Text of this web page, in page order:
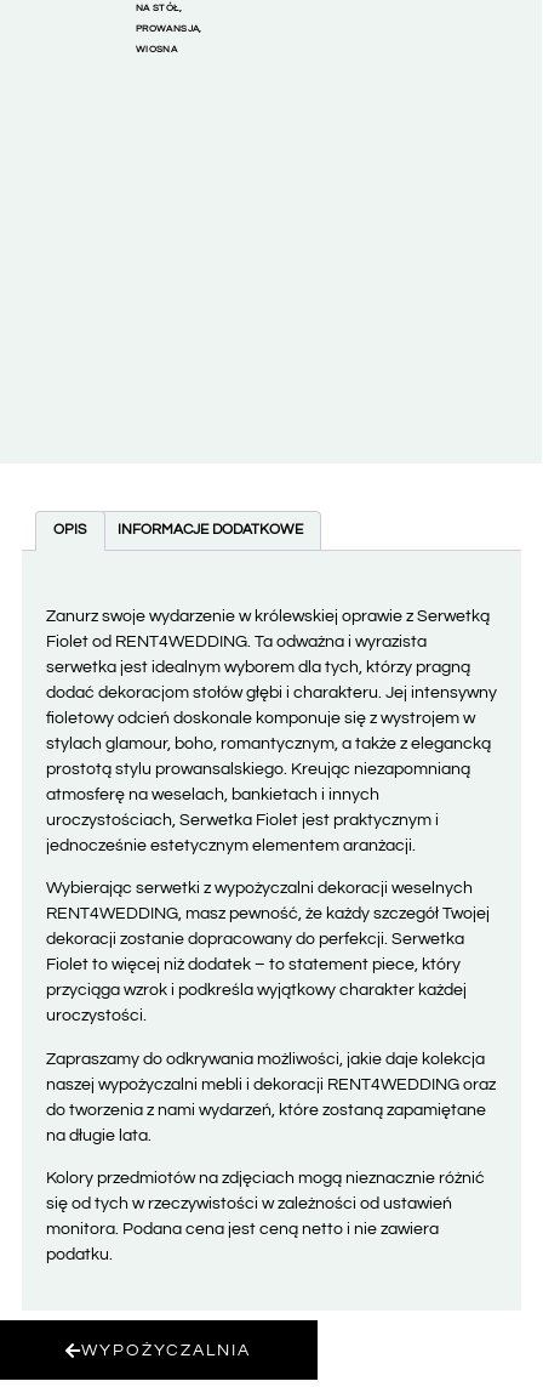
NA STÓŁ,
PROWANSJA,
WIOSNA
OPIS INFORMACJE DODATKOWE
Zanurz swoje wydarzenie w królewskiej oprawie z Serwetką
Fiolet od RENT4WEDDING. Ta odważna i wyrazista
serwetka jest idealnym wyborem dla tych, którzy pragną
dodać dekoracjom stołów głębi i charakteru. Jej intensywny
fioletowy odcień doskonale komponuje się z wystrojem w
stylach glamour, boho, romantycznym, a także z elegancką
prostotą stylu prowansalskiego. Kreując niezapomnianą
atmosferę na weselach, bankietach i innych
uroczystościach, Serwetka Fiolet jest praktycznym i
jednocześnie estetycznym elementem aranżacji.
Wybierając serwetki z wypożyczalni dekoracji weselnych
RENT4WEDDING, masz pewność, że każdy szczegół Twojej
dekoracji zostanie dopracowany do perfekcji. Serwetka
Fiolet to więcej niż dodatek – to statement piece, który
przyciąga wzrok i podkreśla wyjątkowy charakter każdej
uroczystości.
Zapraszamy do odkrywania możliwości, jakie daje kolekcja
naszej wypożyczalni mebli i dekoracji RENT4WEDDING oraz
do tworzenia z nami wydarzeń, które zostaną zapamiętane
na długie lata.
Kolory przedmiotów na zdjęciach mogą nieznacznie różnić
się od tych w rzeczywistości w zależności od ustawień
monitora. Podana cena jest ceną netto i nie zawiera
podatku.
WYPOŻYCZALNIA